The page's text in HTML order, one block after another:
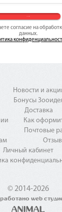
согласие на
данных.
Новости и
Бонусы
Доставка
Как
Почтовые
Личный кабинет
© 2014-2026
web
ANIMAL